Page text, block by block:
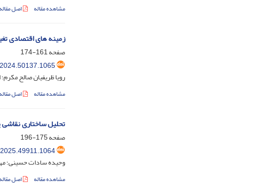
مشاهده مقاله اصل
زمینه های اقتصادی
صفحه161-174
رویا ظریفیان صالح
مشاهده مقاله اصل
تحلیل ساختاری
صفحه175-196
وحیده سادات حسینی؛
مشاهده مقاله اصل